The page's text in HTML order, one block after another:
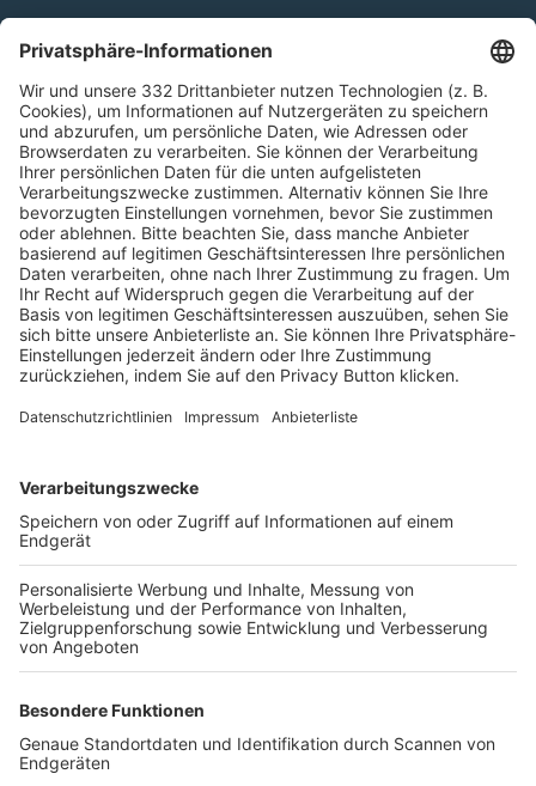
Kontakt
HÄUFIG BESUCHTE SEITEN
Pässe und Vereinswechsel
Trainerausbildung
Schulungsangebot Vereinsmitarbeiter
BFV-Geschäftsstellen
Trainerbörse
Login SpielPlus
FOLGE DEM BFV
TOP-VEREINE
TOP-PARTNER